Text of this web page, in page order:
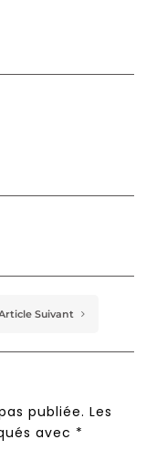
Suivant
publiée. Les
avec *